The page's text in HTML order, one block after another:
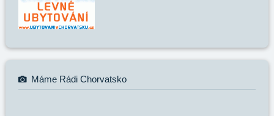
Máme Rádi Chorvatsko